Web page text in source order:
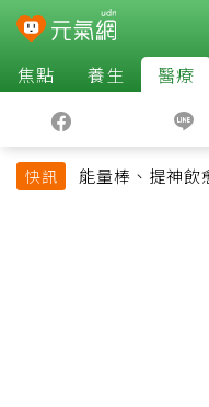
焦點 養生 醫療
快訊
能量棒、提神飲